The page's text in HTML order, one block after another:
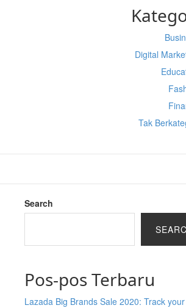
Digital
Tak
Search
Pos-pos Terbaru
Lazada Big Brands Sale 2020: Track your